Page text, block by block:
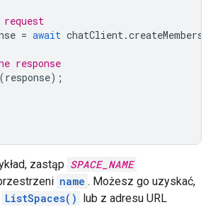
= await chatClient.
response
(response);
zastąp SPACE_NAME
name . Możesz go uzyskać,
ListSpaces() lub z adresu URL